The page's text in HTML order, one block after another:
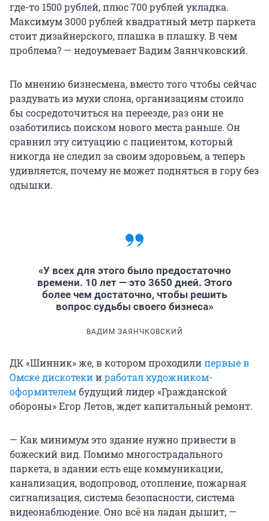
где-то 1500 рублей, плюс 700 рублей укладка.
Максимум 3000 рублей квадратный метр паркета
стоит дизайнерского, плашка в плашку. В чем
проблема? — недоумевает Вадим Заянчковский.
По мнению бизнесмена, вместо того чтобы сейчас
раздувать из мухи слона, организациям стоило
бы сосредоточиться на переезде, раз они не
озаботились поиском нового места раньше. Он
сравнил эту ситуацию с пациентом, который
никогда не следил за своим здоровьем, а теперь
удивляется, почему не может подняться в гору без
одышки.
«У всех для этого было предостаточно
времени. 10 лет — это 3650 дней. Этого
более чем достаточно, чтобы решить
вопрос судьбы своего бизнеса»
ВАДИМ ЗАЯНЧКОВСКИЙ
ДК «Шинник» же, в котором проходилипервые в
Омске дискотекииработал художником-
оформителембудущий лидер «Гражданской
обороны» Егор Летов, ждет капитальный ремонт.
— Как минимум это здание нужно привести в
божеский вид. Помимо многострадального
паркета, в здании есть еще коммуникации,
канализация, водопровод, отопление, пожарная
сигнализация, система безопасности, система
видеонаблюдение. Оно всё на ладан дышит, —